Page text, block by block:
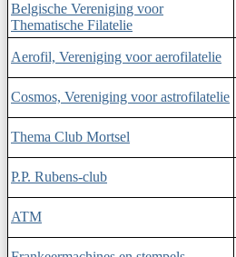
Belgische Vereniging voor
Thematische Filatelie
Aerofil, Vereniging voor aerofilatelie
Cosmos, Vereniging voor astrofilatelie
Thema Club Mortsel
P.P. Rubens-club
ATM